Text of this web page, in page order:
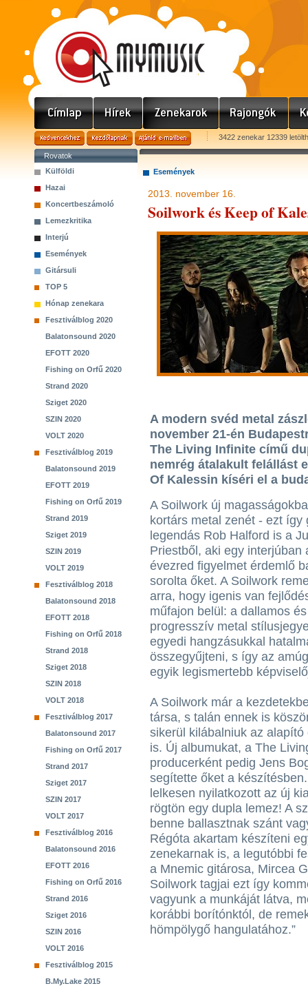
3422 zenekar 12339
Rovatok
Külföldi
Hazai
Koncertbeszámoló
Lemezkritika
Interjú
Események
Gitársuli
TOP 5
Hónap zenekara
Fesztiválblog 2020
Balatonsound 2020
EFOTT 2020
Fishing on Orfű 2020
Strand 2020
Sziget 2020
SZIN 2020
VOLT 2020
Fesztiválblog 2019
Balatonsound 2019
EFOTT 2019
Fishing on Orfű 2019
Strand 2019
Sziget 2019
SZIN 2019
VOLT 2019
Fesztiválblog 2018
Balatonsound 2018
EFOTT 2018
Fishing on Orfű 2018
Strand 2018
Sziget 2018
SZIN 2018
VOLT 2018
Fesztiválblog 2017
Balatonsound 2017
Fishing on Orfű 2017
Strand 2017
Sziget 2017
SZIN 2017
VOLT 2017
Fesztiválblog 2016
Balatonsound 2016
EFOTT 2016
Fishing on Orfű 2016
Strand 2016
Sziget 2016
SZIN 2016
VOLT 2016
Fesztiválblog 2015
B.My.Lake 2015
Események
2013. november 16.
Soilwork és Keep of
A modern svéd metal
november 21-én
The Living Infinite című
nemrég átalakult felállást
Of Kalessin kíséri el a
A Soilwork új
kortárs metal zenét - ezt így
legendás Rob Halford is a
Priestből, aki egy interjúban
évezred figyelmet érdemlő
sorolta őket. A Soilwork
arra, hogy igenis van
műfajon belül: a dallamos
progresszív metal
egyedi hangzásukkal
összegyűjteni, s így az
egyik legismertebb
A Soilwork már a
társa, s talán ennek is
sikerül kilábalniuk az
is. Új albumukat, a The
producerként pedig Jens
segítette őket a
lelkesen nyilatkozott az új
rögtön egy dupla lemez! A
benne ballasztnak szánt
Régóta akartam készíteni
zenekarnak is, a legutóbbi
a Mnemic gitárosa, Mircea
Soilwork tagjai ezt így
vagyunk a munkáját látva,
korábbi borítónktól, de
hömpölygő hangulatához.”